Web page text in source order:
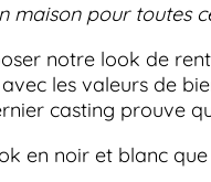
pour toutes
notre look de
les valeurs de
casting prouve
en noir et blanc